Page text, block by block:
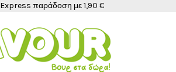
Express παράδοση με 1,90 €